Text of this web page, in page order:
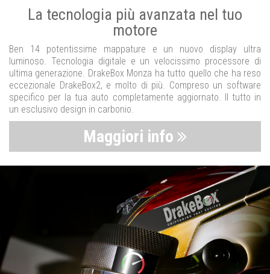
La tecnologia più avanzata nel tuo
motore
Ben 14 potentissime mappature e un nuovo display ultra
luminoso. Tecnologia digitale e un velocissimo processore di
ultima generazione. DrakeBox Monza ha tutto quello che ha reso
eccezionale DrakeBox2, e molto di più. Compreso un software
specifico per la tua auto completamente aggiornato. Il tutto in
un esclusivo design in carbonio.
Maggiori info